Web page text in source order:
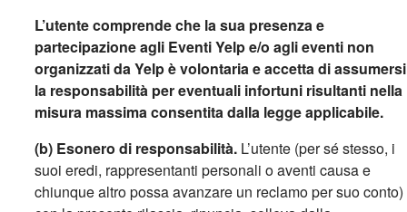
L’utente comprende che la sua presenza e
partecipazione agli Eventi Yelp e/o agli eventi non
organizzati da Yelp è volontaria e accetta di assumersi
la responsabilità per eventuali infortuni risultanti nella
misura massima consentita dalla legge applicabile.
(b) Esonero di responsabilità. L’utente (per sé stesso, i
suoi eredi, rappresentanti personali o aventi causa e
chiunque altro possa avanzare un reclamo per suo conto)